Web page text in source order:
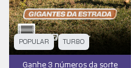
POPULAR TURBO
Ganhe 3 números da sorte